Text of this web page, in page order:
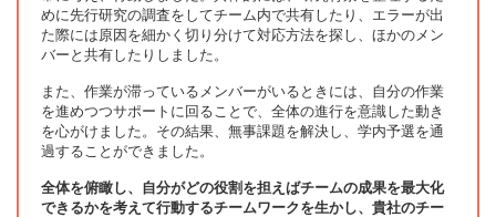
めに先行研究の調査をしてチーム内で共有したり、エラーが出
た際には原因を細かく切り分けて対応方法を探し、ほかのメン
バーと共有したりしました。
また、作業が滞っているメンバーがいるときには、自分の作業
を進めつつサポートに回ることで、全体の進行を意識した動き
を心がけました。その結果、無事課題を解決し、学内予選を通
過することができました。
全体を俯瞰し、自分がどの役割を担えばチームの成果を最大化
できるかを考えて行動するチームワークを生かし、貴社のチー